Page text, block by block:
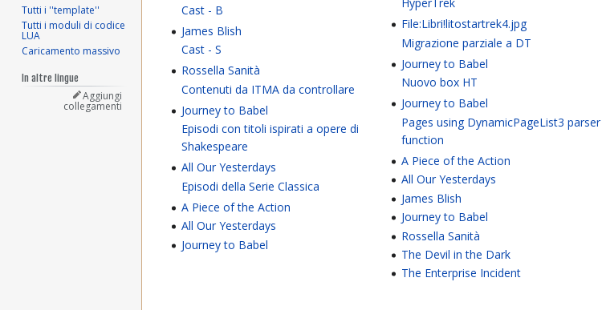
Cast - B
James Blish
Cast - S
Rossella Sanità
Contenuti da ITMA da controllare
Journey to Babel
Episodi con titoli ispirati a opere di
Shakespeare
All Our Yesterdays
Episodi della Serie Classica
A Piece of the Action
All Our Yesterdays
Journey to Babel
File:Libri!litostartrek4.jpg
Migrazione parziale a DT
Journey to Babel
Nuovo box HT
Journey to Babel
Pages using DynamicPageList3 parser
function
A Piece of the Action
All Our Yesterdays
James Blish
Journey to Babel
Rossella Sanità
The Devil in the Dark
The Enterprise Incident
Tutti i ''template''
Tutti i moduli di codice
LUA
Caricamento massivo
In altre lingue
Aggiungi
collegamenti